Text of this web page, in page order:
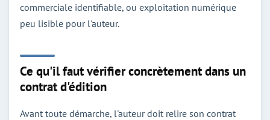
commerciale identifiable, ou exploitation numérique
peu lisible pour l'auteur.
Ce qu'il faut vérifier concrètement dans un
contrat d'édition
Avant toute démarche, l'auteur doit relire son contrat